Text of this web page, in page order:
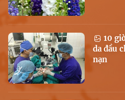
10
da đầu
nạn